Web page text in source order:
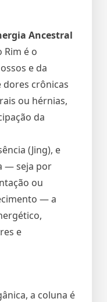
Ancestral
Rim é o
e da
dores crônicas
ou hérnias,
da
(Jing), e
— seja por
ou
— a
e
a coluna é